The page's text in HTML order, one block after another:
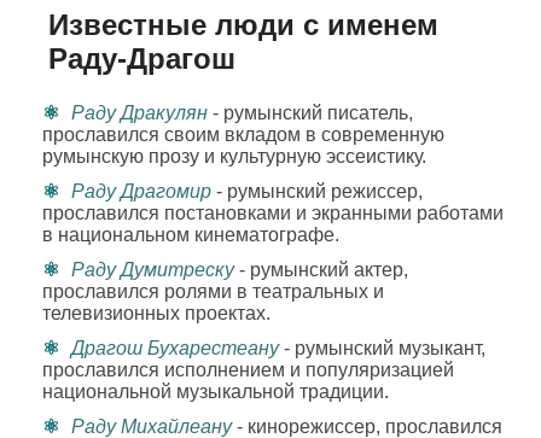
Известные люди с именем
Раду-Драгош
Раду Дракулян - румынский писатель,
прославился своим вкладом в современную
румынскую прозу и культурную эссеистику.
Раду Драгомир - румынский режиссер,
прославился постановками и экранными работами
в национальном кинематографе.
Раду Думитреску- румынский актер,
прославился ролями в театральных и
телевизионных проектах.
Драгош Бухарестеану- румынский музыкант,
прославился исполнением и популяризацией
национальной музыкальной традиции.
Раду Михайлеану- кинорежиссер, прославился